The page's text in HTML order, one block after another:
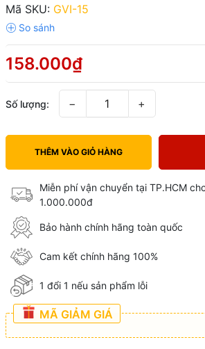
Mã SKU: GVI-15
158.000₫
Số lượng: − +
THÊM VÀO GIỎ HÀNG
Miễn phí vận chuyển tại TP.HCM
1.000.000đ
Bảo hành chính hãng toàn quốc
Cam kết chính hãng 100%
1 đổi 1 nếu sản phẩm lỗi
MÃ GIẢM GIÁ